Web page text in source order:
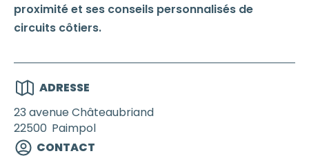
proximité et ses conseils personnalisés de
circuits côtiers.
ADRESSE
23 avenue Châteaubriand
22500 Paimpol
CONTACT